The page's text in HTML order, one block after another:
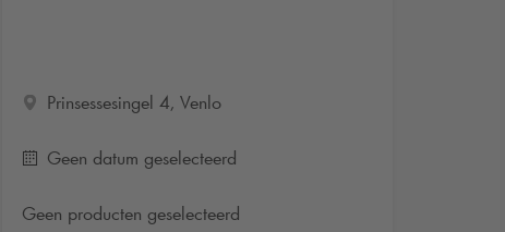
Prinsessesingel 4, Venlo
Geen datum geselecteerd
Geen producten geselecteerd